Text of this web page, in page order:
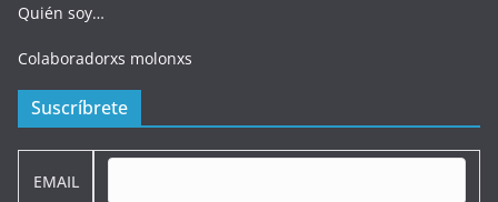
Quién soy…
Colaboradorxs molonxs
Suscríbrete
EMAIL